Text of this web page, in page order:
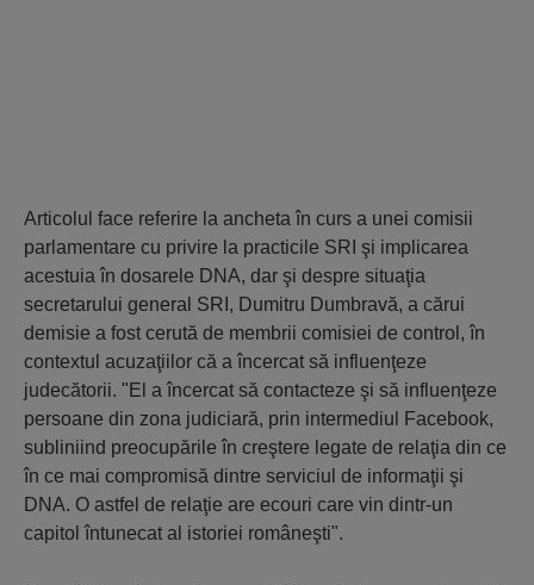
Articolul face referire la ancheta în curs a unei comisii
parlamentare cu privire la practicile SRI şi implicarea
acestuia în dosarele DNA, dar şi despre situaţia
secretarului general SRI, Dumitru Dumbravă, a cărui
demisie a fost cerută de membrii comisiei de control, în
contextul acuzaţiilor că a încercat să influenţeze
judecătorii. "El a încercat să contacteze şi să influenţeze
persoane din zona judiciară, prin intermediul Facebook,
subliniind preocupările în creştere legate de relaţia din ce
în ce mai compromisă dintre serviciul de informaţii şi
DNA. O astfel de relaţie are ecouri care vin dintr-un
capitol întunecat al istoriei româneşti".